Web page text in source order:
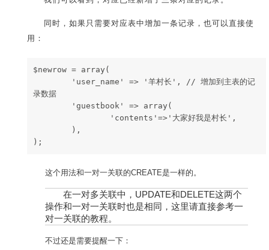
同时，如果只需要对应表中增加一条记录，也可以直接使
用：
$newrow = array(
'user_name' => '羊村长', // 增加到主表的记
录数据
'guestbook' => array(
'contents'=>'大家好我是村长',
),
);
这个用法和一对一关联的CREATE是一样的。
在一对多关联中，UPDATE和DELETE这两个
操作和一对一关联时也是相同，这里请直接参考一
对一关联的教程。
不过还是需要提醒一下：